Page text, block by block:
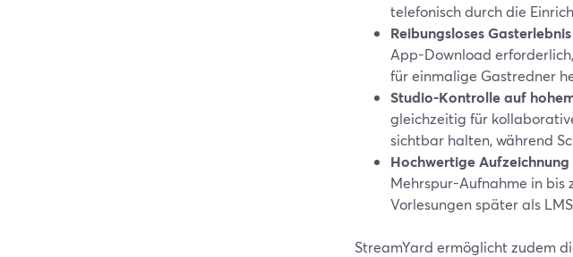
telefonisch durch die
Reibungsloses Gasterlebnis
App-Download
für einmalige Gastredner
Studio-Kontrolle auf
gleichzeitig für
sichtbar halten, während
Hochwertige Aufzeichnung
Mehrspur-Aufnahme in bis
Vorlesungen später als
StreamYard ermöglicht zudem